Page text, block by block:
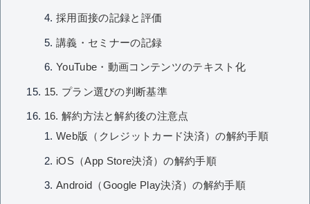
採用面接の記録と評価
講義・セミナーの記録
YouTube・動画コンテンツのテキスト化
15. プラン選びの判断基準
16. 解約方法と解約後の注意点
Web版（クレジットカード決済）の解約手順
iOS（App Store決済）の解約手順
Android（Google Play決済）の解約手順